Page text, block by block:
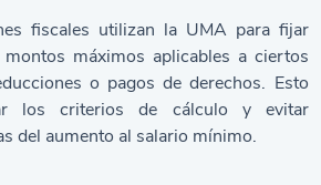
fiscales utilizan la UMA para fijar
máximos aplicables a ciertos
o pagos de derechos. Esto
los criterios de cálculo y evitar
del aumento al salario mínimo.